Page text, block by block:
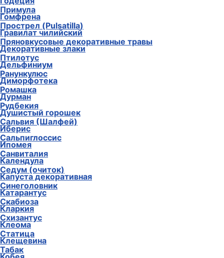
Примула
Прострел (Pulsatilla)
Пряновкусовые декоративные травы
Птилотус
Ранункулюс
Ромашка
Рудбекия
Сальвия (Шалфей)
Сальпиглоссис
Санвиталия
Седум (очиток)
Синеголовник
Скабиоза
Схизантус
Статица
Табак
Гомфрена
Гравилат чилийский
Декоративные злаки
Дельфиниум
Диморфотека
Дурман
Душистый горошек
Иберис
Ипомея
Календула
Капуста декоративная
Катарантус
Кларкия
Клеома
Клещевина